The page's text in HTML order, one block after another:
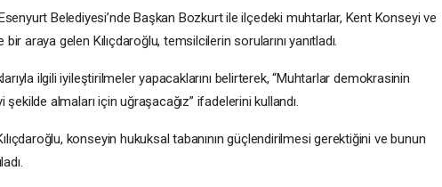
Belediyesi’nde Başkan Bozkurt ile ilçedeki muhtarlar, Kent Konseyi ve
araya gelen Kılıçdaroğlu, temsilcilerin sorularını yanıtladı.
ilgili iyileştirilmeler yapacaklarını belirterek, “Muhtarlar demokrasinin
şekilde almaları için uğraşacağız” ifadelerini kullandı.
konseyin hukuksal tabanının güçlendirilmesi gerektiğini ve bunun